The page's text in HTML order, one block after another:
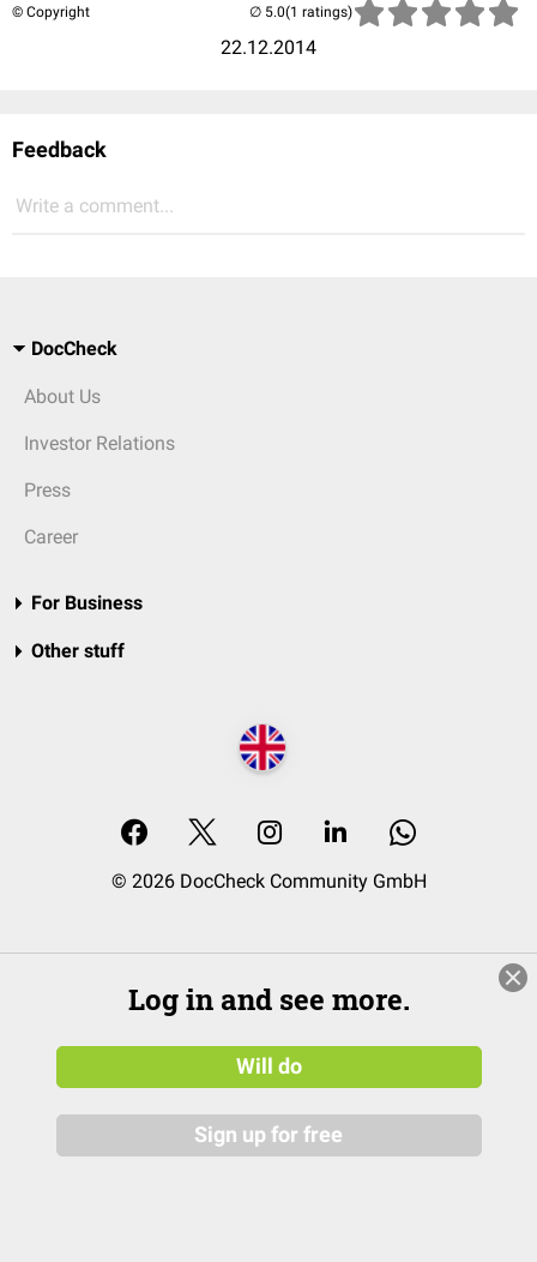
© Copyright
22.12.2014
(1 ratings)
Feedback
Write a comment...
DocCheck
About Us
Investor Relations
Press
Career
For Business
Other stuff
© 2026 DocCheck Community GmbH
Log in and see more.
Will do
Sign up for free